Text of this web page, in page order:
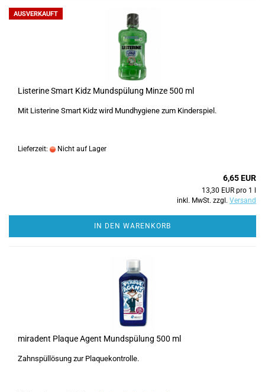
AUSVERKAUFT
Listerine Smart Kidz Mundspülung Minze 500 ml
Mit Listerine Smart Kidz wird Mundhygiene zum Kinderspiel.
Lieferzeit: Nicht auf Lager
6,65 EUR
13,30 EUR pro 1 l
inkl. MwSt. zzgl. Versand
IN DEN WARENKORB
miradent Plaque Agent Mundspülung 500 ml
Zahnspüllösung zur Plaquekontrolle.